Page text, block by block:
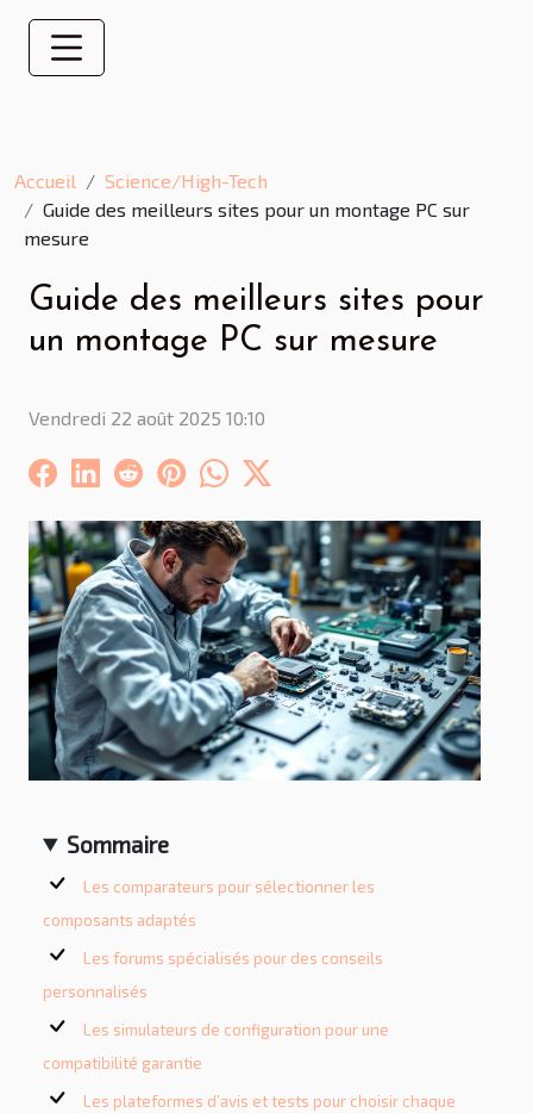
Accueil
Science/High-Tech
Guide des meilleurs sites pour un montage PC sur
mesure
Guide des meilleurs sites pour
un montage PC sur mesure
Vendredi 22 août 2025 10:10
Sommaire
Les comparateurs pour sélectionner les
composants adaptés
Les forums spécialisés pour des conseils
personnalisés
Les simulateurs de configuration pour une
compatibilité garantie
Les plateformes d’avis et tests pour choisir chaque